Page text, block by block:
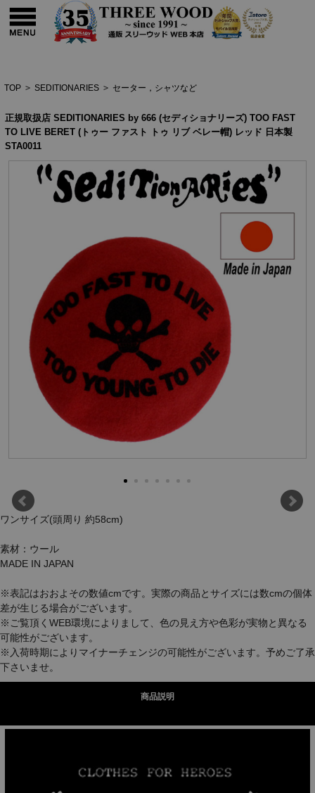
TOP > SEDITIONARIES > セーター，シャツなど
正規取扱店 SEDITIONARIES by 666 (セディショナリーズ) TOO FAST
TO LIVE BERET (トゥー ファスト トゥ リブ ベレー帽) レッド 日本製
STA0011
ワンサイズ(頭周り 約58cm)
素材：ウール
MADE IN JAPAN
※表記はおおよその数値cmです。実際の商品とサイズには数cmの個体
差が生じる場合がございます。
※ご覧頂くWEB環境によりまして、色の見え方や色彩が実物と異なる
可能性がございます。
※入荷時期によりマイナーチェンジの可能性がございます。予めご了承
下さいませ。
商品説明